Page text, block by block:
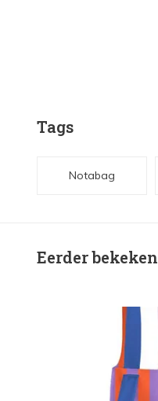
Tags
Notabag
Eerder bekeken